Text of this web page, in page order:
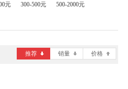
元 300-500元 500-2000元
推荐 销量 价格